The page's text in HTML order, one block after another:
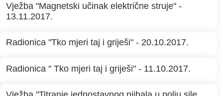
Vježba "Magnetski učinak električne struje" -
13.11.2017.
Radionica "Tko mjeri taj i griješi" - 20.10.2017.
Radionica " Tko mjeri taj i griješi" - 11.10.2017.